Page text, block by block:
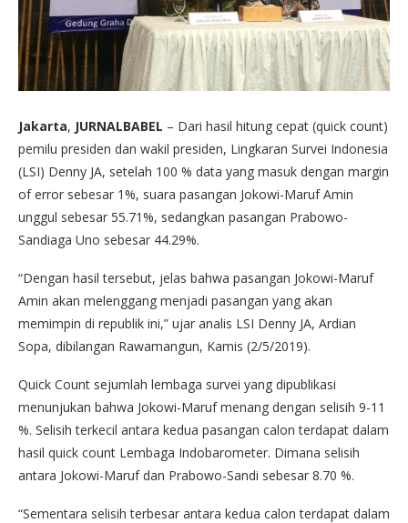
Jakarta, JURNALBABEL – Dari hasil hitung cepat (quick count)
pemilu presiden dan wakil presiden, Lingkaran Survei Indonesia
(LSI) Denny JA, setelah 100 % data yang masuk dengan margin
of error sebesar 1%, suara pasangan Jokowi-Maruf Amin
unggul sebesar 55.71%, sedangkan pasangan Prabowo-
Sandiaga Uno sebesar 44.29%.
“Dengan hasil tersebut, jelas bahwa pasangan Jokowi-Maruf
Amin akan melenggang menjadi pasangan yang akan
memimpin di republik ini,” ujar analis LSI Denny JA, Ardian
Sopa, dibilangan Rawamangun, Kamis (2/5/2019).
Quick Count sejumlah lembaga survei yang dipublikasi
menunjukan bahwa Jokowi-Maruf menang dengan selisih 9-11
%. Selisih terkecil antara kedua pasangan calon terdapat dalam
hasil quick count Lembaga Indobarometer. Dimana selisih
antara Jokowi-Maruf dan Prabowo-Sandi sebesar 8.70 %.
“Sementara selisih terbesar antara kedua calon terdapat dalam